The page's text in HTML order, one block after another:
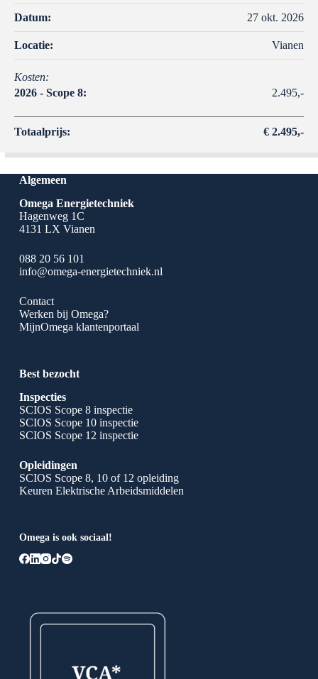
Datum: 27 okt. 2026
Locatie: Vianen
Kosten:
2026 - Scope 8:
2.495,-
Totaalprijs: € 2.495,-
Algemeen
Omega Energietechniek
Hagenweg 1C
4131 LX Vianen
088 20 56 101
info@omega-energietechniek.nl
Contact
Werken bij Omega?
MijnOmega klantenportaal
Best bezocht
Inspecties
SCIOS Scope 8 inspectie
SCIOS Scope 10 inspectie
SCIOS Scope 12 inspectie
Opleidingen
SCIOS Scope 8, 10 of 12 opleiding
Keuren Elektrische Arbeidsmiddelen
Omega is ook sociaal!